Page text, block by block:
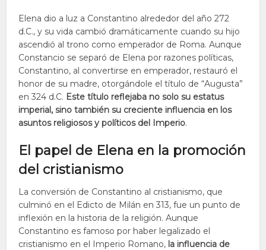
Elena dio a luz a Constantino alrededor del año 272
d.C., y su vida cambió dramáticamente cuando su hijo
ascendió al trono como emperador de Roma. Aunque
Constancio se separó de Elena por razones políticas,
Constantino, al convertirse en emperador, restauró el
honor de su madre, otorgándole el título de “Augusta”
en 324 d.C. Este título reflejaba no solo su estatus
imperial, sino también su creciente influencia en los
asuntos religiosos y políticos del Imperio.
El papel de Elena en la promoción
del cristianismo
La conversión de Constantino al cristianismo, que
culminó en el Edicto de Milán en 313, fue un punto de
inflexión en la historia de la religión. Aunque
Constantino es famoso por haber legalizado el
cristianismo en el Imperio Romano, la influencia de